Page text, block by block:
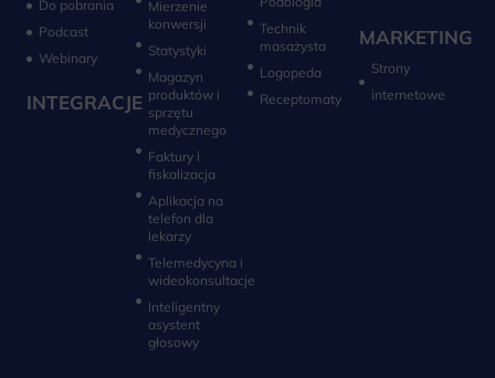
Do pobrania
Podcast
Webinary
INTEGRACJE
Mierzenie
konwersji‎
Statystyki
Magazyn
produktów i
sprzętu
medycznego
Faktury i
fiskalizacja
Aplikacja na
telefon dla
lekarzy
Telemedycyna i
wideokonsultacje‎
Inteligentny
asystent
głosowy
Technik
masażysta
Logopeda
MARKETING
Strony
internetowe